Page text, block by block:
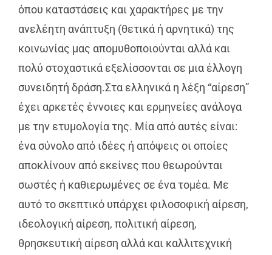
όπου καταστάσεις και χαρακτήρες με την
ανελέητη ανάπτυξη (θετικά ή αρνητικά) της
κοινωνίας μας απομυθοποιούνται αλλά και
πολύ στοχαστικά εξελίσσονται σε μια έλλογη
συνειδητή δράση.Στα ελληνικά η λέξη “αίρεση”
έχει αρκετές έννοιες και ερμηνείες ανάλογα
με την ετυμολογία της. Μία από αυτές είναι:
ένα σύνολο από ιδέες ή απόψεις οι οποίες
αποκλίνουν από εκείνες που θεωρούνται
σωστές ή καθιερωμένες σε ένα τομέα. Με
αυτό το σκεπτικό υπάρχει φιλοσοφική αίρεση,
ιδεολογική αίρεση, πολιτική αίρεση,
θρησκευτική αίρεση αλλά και καλλιτεχνική